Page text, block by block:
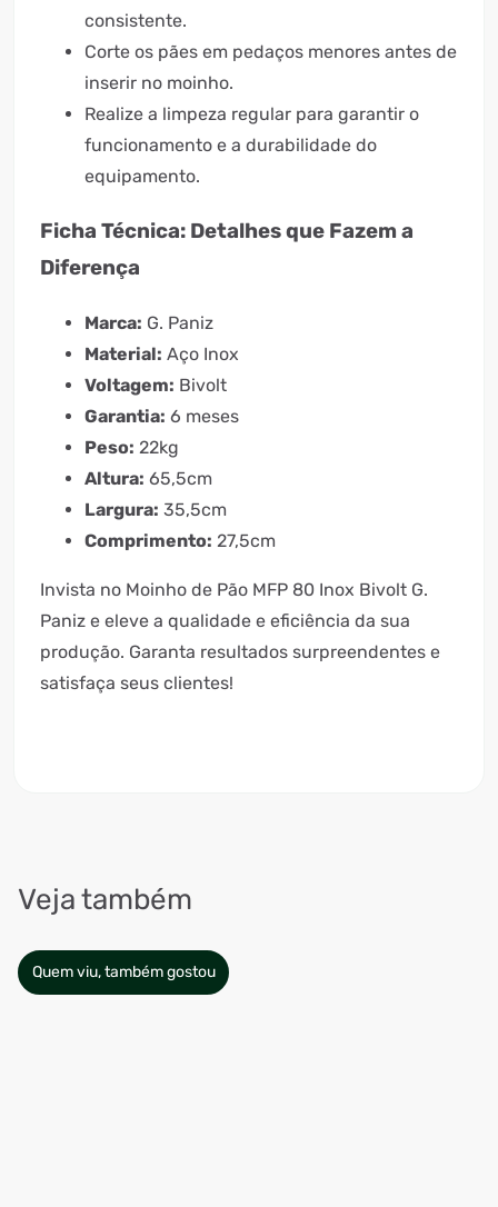
consistente.
Corte os pães em pedaços menores antes de
inserir no moinho.
Realize a limpeza regular para garantir o
funcionamento e a durabilidade do
equipamento.
Ficha Técnica: Detalhes que Fazem a
Diferença
Marca: G. Paniz
Material: Aço Inox
Voltagem: Bivolt
Garantia: 6 meses
Peso: 22kg
Altura: 65,5cm
Largura: 35,5cm
Comprimento: 27,5cm
Invista no Moinho de Pão MFP 80 Inox Bivolt G.
Paniz e eleve a qualidade e eficiência da sua
produção. Garanta resultados surpreendentes e
satisfaça seus clientes!
Veja também
Quem viu, também gostou